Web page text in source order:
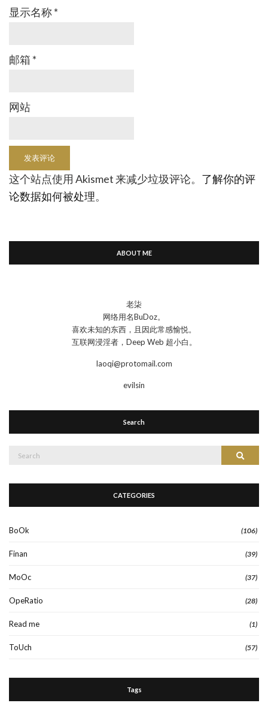
显示名称*
邮箱 *
网站
这个站点使用 Akismet 来减少垃圾评论。 了解你的评
论数据如何被处理。
ABOUT ME
老柒
网络用名BuDoz。
喜欢未知的东西，且因此常感愉悦。
互联网浸淫者，Deep Web 超小白。
laoqi@protomail.com
evilsin
Search
Search
Search
CATEGORIES
BoOk (106)
Finan (39)
MoOc (37)
OpeRatio (28)
Read me (1)
ToUch (57)
Tags